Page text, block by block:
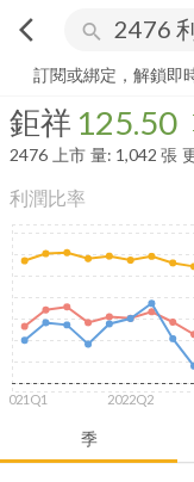
arrow_back_ios search
鉅祥 125.50 -1.57%
訂閱或綁定，解鎖即
鉅祥 125.50
2476 上市 量: 1,042 張
利潤比率
季
2021Q1 2022Q2